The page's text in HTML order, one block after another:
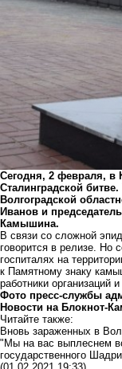
Сегодня, 2 февраля, в
Сталинградской
Волгоградской
Иванов и
Камышина.
В связи со сложной
говорится в релизе. Но
госпиталях на
к Памятному знаку
работники организаций
Фото пресс-службы
Новости на Блoкнoт-
Читайте также:
Вновь зараженных в
"Мы на вас выплеснем
государственного